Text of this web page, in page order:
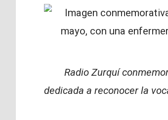
Radio Zurquí
dedicada a reconocer la